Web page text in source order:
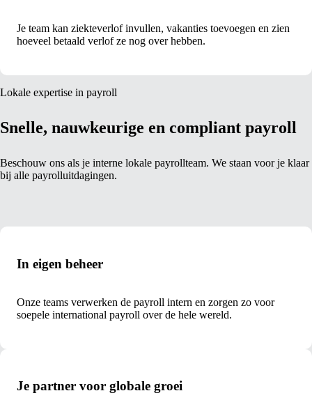
Je team kan ziekteverlof invullen, vakanties toevoegen en zien
hoeveel betaald verlof ze nog over hebben.
Lokale expertise in payroll
Snelle, nauwkeurige en compliant payroll
Beschouw ons als je interne lokale payrollteam. We staan voor je klaar
bij alle payrolluitdagingen.
In eigen beheer
Onze teams verwerken de payroll intern en zorgen zo voor
soepele international payroll over de hele wereld.
Je partner voor globale groei